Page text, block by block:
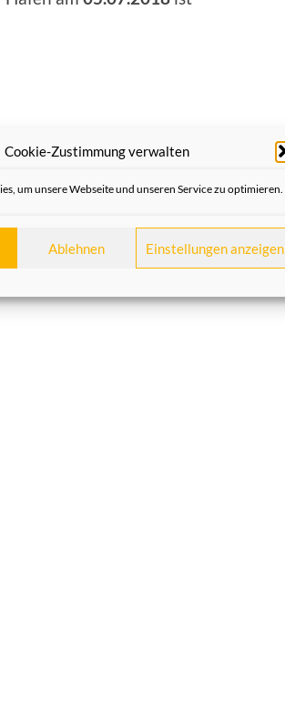
Cookie-Zustimmung verwalten
um unsere Webseite und unseren Service zu optimieren.
Ablehnen Einstellungen anzeigen
Ronk ömm Kermes